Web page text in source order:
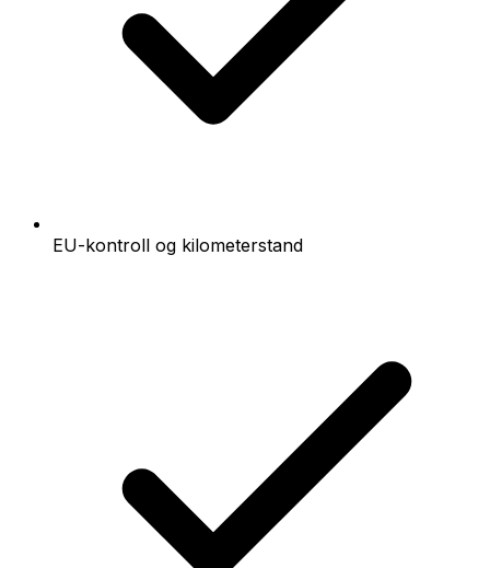
EU-kontroll og kilometerstand